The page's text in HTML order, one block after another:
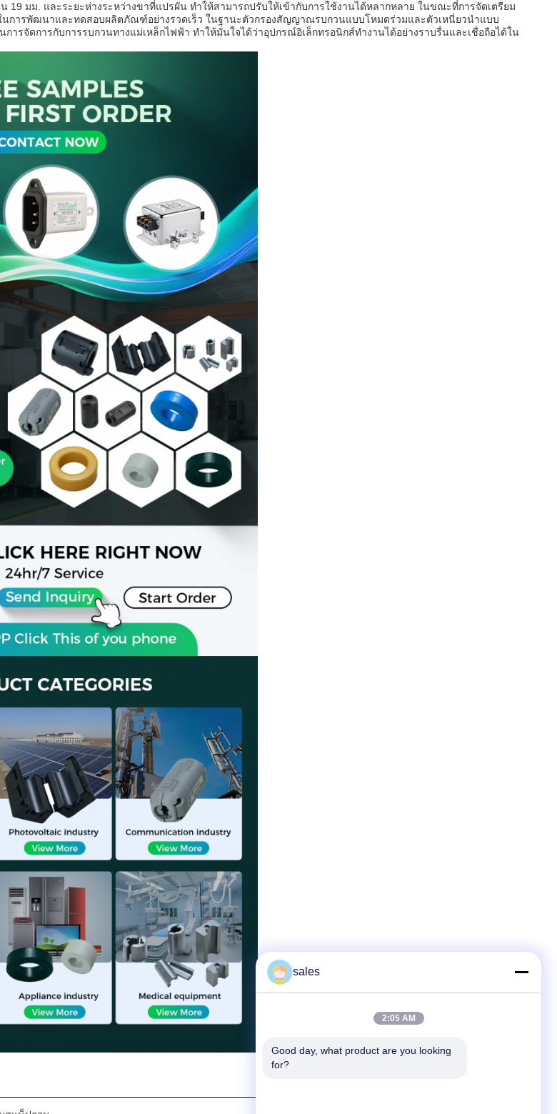
19 มม. และระยะห่างระหว่างขาที่แปรผัน ทำให้สามารถปรับให้เข้ากับการใช้งานได้หลากหลาย ในขณะที่การจัดเตรียม
นการพัฒนาและทดสอบผลิตภัณฑ์อย่างรวดเร็ว ในฐานะตัวกรองสัญญาณรบกวนแบบโหมดร่วมและตัวเหนี่ยวนำแบบ
ารจัดการกับการรบกวนทางแม่เหล็กไฟฟ้า ทำให้มั่นใจได้ว่าอุปกรณ์อิเล็กทรอนิกส์ทำงานได้อย่างราบรื่นและเชื่อถือได้ใน
sales
2:05 AM
Good day, what product are you looking
for?